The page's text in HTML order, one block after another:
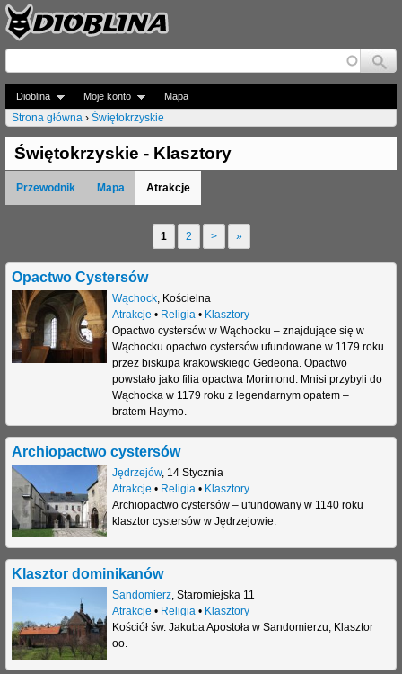
Jump to navigation
Dioblina Moje konto Mapa
J
e
s
ś
u
j
Strona główna › Świętokrzyskie
Świętokrzyskie - Klasztory
Przewodnik Mapa Atrakcje
t
n
1 2 > »
Opactwo Cystersów
Wąchock, Kościelna
Atrakcje • Religia • Klasztory
Opactwo cystersów w Wąchocku – znajdujące się w
Wąchocku opactwo cystersów ufundowane w 1179 roku
przez biskupa krakowskiego Gedeona. Opactwo
powstało jako filia opactwa Morimond. Mnisi przybyli do
Wąchocka w 1179 roku z legendarnym opatem –
bratem Haymo.
Archiopactwo cystersów
Jędrzejów, 14 Stycznia
Atrakcje • Religia • Klasztory
Archiopactwo cystersów – ufundowany w 1140 roku
klasztor cystersów w Jędrzejowie.
Klasztor dominikanów
Sandomierz, Staromiejska 11
Atrakcje • Religia • Klasztory
Kościół św. Jakuba Apostoła w Sandomierzu, Klasztor
oo.